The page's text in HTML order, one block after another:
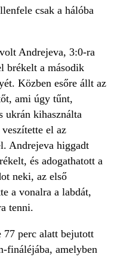
csak a hálóba
Andrejeva, 3:0-ra
brékelt a második
Közben esőre állt az
ami úgy tűnt,
ukrán kihasználta
el az
Andrejeva higgadt
és adogathatott a
neki, az első
a vonalra a labdát,
tenni.
77 perc alatt bejutott
fináléjába, amelyben